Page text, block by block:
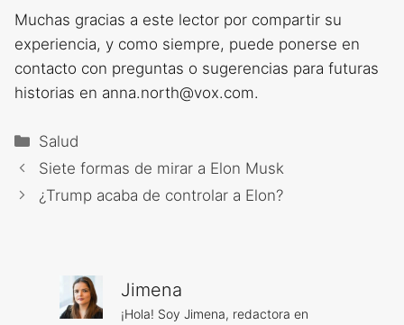
Muchas gracias a este lector por compartir su
experiencia, y como siempre, puede ponerse en
contacto con preguntas o sugerencias para futuras
historias en anna.north@vox.com.
Categorías
Salud
Siete formas de mirar a Elon Musk
¿Trump acaba de controlar a Elon?
Jimena
¡Hola! Soy Jimena, redactora en